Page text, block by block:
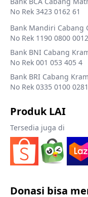
No Rek 3423 0162 61
Bank Mandiri Cabang
No Rek 1190 0800
Bank BNI Cabang
No Rek 001 053 405 4
Bank BRI Cabang
No Rek 0335 0100
Produk LAI
Tersedia juga di
Donasi bisa